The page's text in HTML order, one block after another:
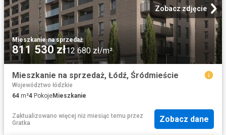
Zobacz zdjęcie
Mieszkanie·na sprzedaż
811 530 zł12 680 zł/m²
Mieszkanie na sprzedaż, Łódź, Śródmieście
Województwo łódzkie
64 m²4 PokojeMieszkanie
Zaktualizowano więcej niż miesiąc temu przez
Gratka
Zobacz dane